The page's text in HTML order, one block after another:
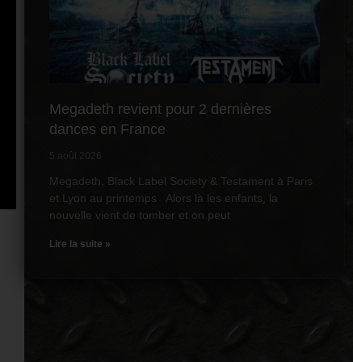
Megadeth revient pour 2 dernières
dances en France
5 août 2026
Megadeth, Black Label Society & Testament à Paris
et Lyon au printemps Alors là les enfants, la
nouvelle vient de tomber et on peut
Lire la suite »